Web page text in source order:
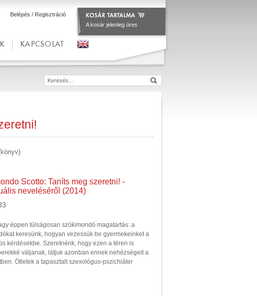
Belépés / Regisztráció
A kosár jelenleg üres
KAPCSOLAT
Scotto: Taníts meg szeretni! -
neveléséről (2014)
éppen túlságosan szókimondó magatartás: a
keresünk, hogyan vezessük be gyermekeinket a
kérdésekbe. Szeretnénk, hogy ezen a téren is
váljanak, látjuk azonban ennek nehézségeit a
Ötletek a tapasztalt szexológus-pszichiáter